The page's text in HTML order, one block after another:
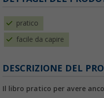
pratico
facile da capire
DESCRIZIONE DEL
Il libro pratico per avere